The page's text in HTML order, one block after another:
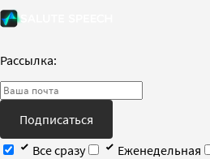
Рассылка:
Подписаться
Все сразу
Еженедельная